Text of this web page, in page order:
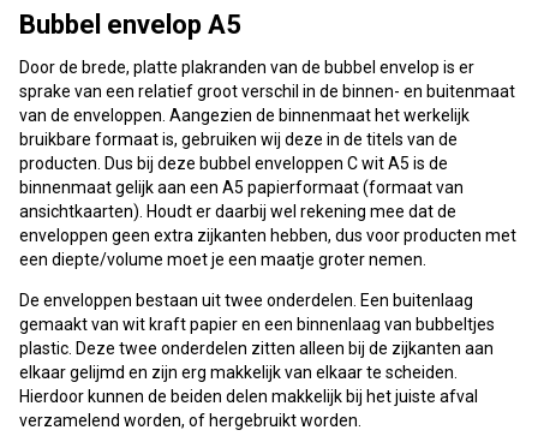
Bubbel envelop A5
Door de brede, platte plakranden van de bubbel envelop is er
sprake van een relatief groot verschil in de binnen- en buitenmaat
van de enveloppen. Aangezien de binnenmaat het werkelijk
bruikbare formaat is, gebruiken wij deze in de titels van de
producten. Dus bij deze bubbel enveloppen C wit A5 is de
binnenmaat gelijk aan een A5 papierformaat (formaat van
ansichtkaarten). Houdt er daarbij wel rekening mee dat de
enveloppen geen extra zijkanten hebben, dus voor producten met
een diepte/volume moet je een maatje groter nemen.
De enveloppen bestaan uit twee onderdelen. Een buitenlaag
gemaakt van wit kraft papier en een binnenlaag van bubbeltjes
plastic. Deze twee onderdelen zitten alleen bij de zijkanten aan
elkaar gelijmd en zijn erg makkelijk van elkaar te scheiden.
Hierdoor kunnen de beiden delen makkelijk bij het juiste afval
verzamelend worden, of hergebruikt worden.